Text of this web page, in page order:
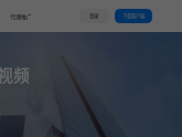
代理推广 登录 下载客户端
频